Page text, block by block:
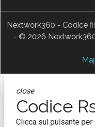
Nextwork360 - Codice
- © 2026
close
Codice
Clicca sul pulsante per